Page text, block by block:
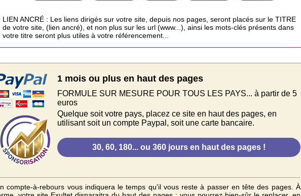
LIEN ANCRÉ : Les liens dirigés sur votre site, depuis nos pages, seront placés sur le TITRE
de votre site, (lien ancré), et non plus sur les url (www...), ainsi les mots-clés présents dans
votre titre seront plus utiles à votre référencement...
1 mois ou plus en haut des pages
FORMULE SUR MESURE POUR TOUS LES PAYS... à partir de 5
euros
Quelque soit votre pays, placez ce site en haut des pages, en
utilisant soit un compte Paypal, soit une carte bancaire.
compte-à-rebours vous indiquera le temps qu'il vous reste à passer en tête des pages. À